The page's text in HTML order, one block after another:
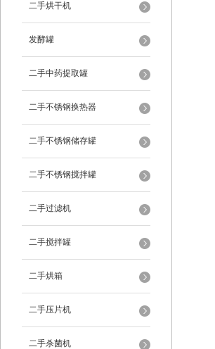
二手烘干机
发酵罐
二手中药提取罐
二手不锈钢换热器
二手不锈钢储存罐
二手不锈钢搅拌罐
二手过滤机
二手搅拌罐
二手烘箱
二手压片机
二手杀菌机